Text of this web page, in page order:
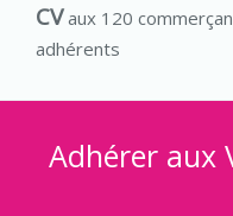
CVaux 120
adhérents
Adhérer aux